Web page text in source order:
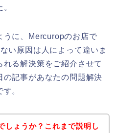
うに、Mercuropのお店で
い原因は人によって違いま
る解決策をご紹介させて
の記事があなたの問題解決
。
しょうか？これまで説明し